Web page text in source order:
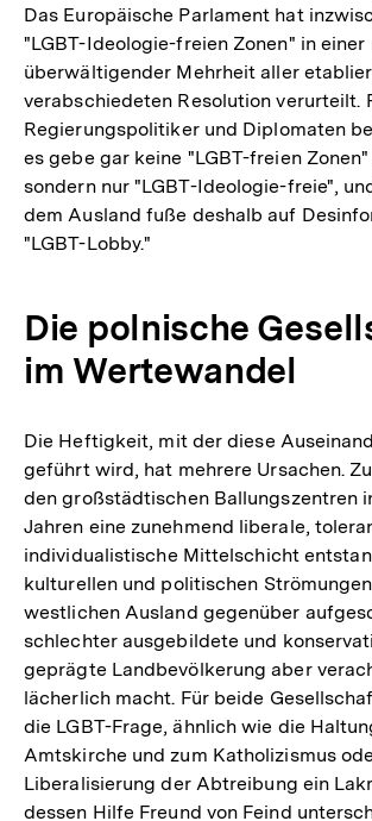
Das Europäische Parlament hat
"LGBT-Ideologie-freien Zonen" in einer
überwältigender Mehrheit aller
verabschiedeten Resolution verurteilt.
Regierungspolitiker und Diplomaten
es gebe gar keine "LGBT-freien Zonen"
sondern nur "LGBT-Ideologie-freie",
dem Ausland fuße deshalb auf
"LGBT-Lobby."
Die polnische
im Wertewandel
Die Heftigkeit, mit der diese
geführt wird, hat mehrere Ursachen.
den großstädtischen Ballungszentren
Jahren eine zunehmend liberale,
individualistische Mittelschicht
kulturellen und politischen
westlichen Ausland gegenüber
schlechter ausgebildete und
geprägte Landbevölkerung aber
lächerlich macht. Für beide
die LGBT-Frage, ähnlich wie die
Amtskirche und zum Katholizismus
Liberalisierung der Abtreibung ein
dessen Hilfe Freund von Feind